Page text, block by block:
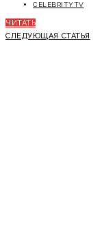
CELEBRITYTV
ЧИТАТЬ
СЛЕДУЮЩАЯ СТАТЬЯ